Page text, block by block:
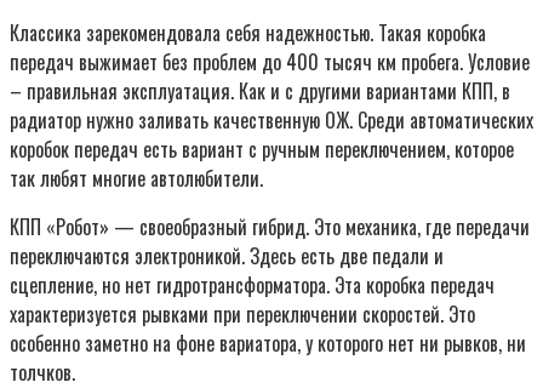
Классика зарекомендовала себя надежностью. Такая коробка
передач выжимает без проблем до 400 тысяч км пробега. Условие
– правильная эксплуатация. Как и с другими вариантами КПП, в
радиатор нужно заливать качественную ОЖ. Среди автоматических
коробок передач есть вариант с ручным переключением, которое
так любят многие автолюбители.
КПП «Робот» — своеобразный гибрид. Это механика, где передачи
переключаются электроникой. Здесь есть две педали и
сцепление, но нет гидротрансформатора. Эта коробка передач
характеризуется рывками при переключении скоростей. Это
особенно заметно на фоне вариатора, у которого нет ни рывков, ни
толчков.